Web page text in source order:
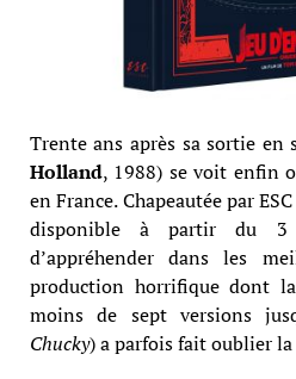
Trente ans après sa sortie en
Holland, 1988) se voit enfin
en France. Chapeautée par
disponible à partir du 3
d’appréhender dans les
production horrifique dont
moins de sept versions
Chucky) a parfois fait oublier